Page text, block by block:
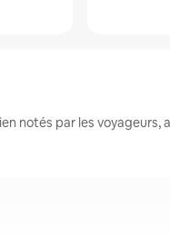
notés par les voyageurs,